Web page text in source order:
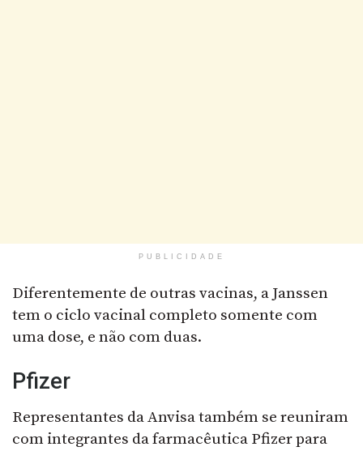
PUBLICIDADE
Diferentemente de outras vacinas, a Janssen
tem o ciclo vacinal completo somente com
uma dose, e não com duas.
Pfizer
Representantes da Anvisa também se reuniram
com integrantes da farmacêutica Pfizer para